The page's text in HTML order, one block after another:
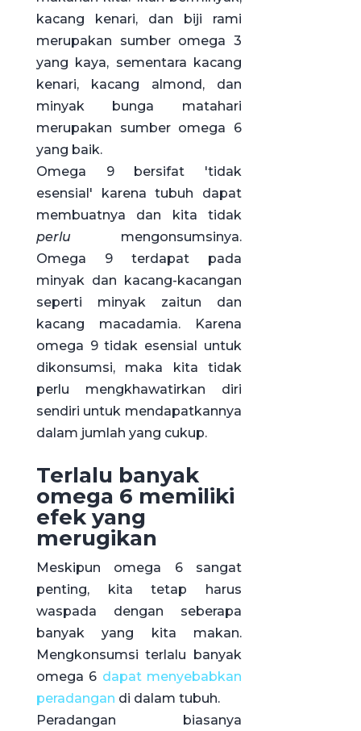
kacang kenari, dan biji rami
merupakan sumber omega 3
yang kaya, sementara kacang
kenari, kacang almond, dan
minyak bunga matahari
merupakan sumber omega 6
yang baik.
Omega 9 bersifat 'tidak
esensial' karena tubuh dapat
membuatnya dan kita tidak
perlu mengonsumsinya.
Omega 9 terdapat pada
minyak dan kacang-kacangan
seperti minyak zaitun dan
kacang macadamia. Karena
omega 9 tidak esensial untuk
dikonsumsi, maka kita tidak
perlu mengkhawatirkan diri
sendiri untuk mendapatkannya
dalam jumlah yang cukup.
Terlalu banyak
omega 6 memiliki
efek yang
merugikan
Meskipun omega 6 sangat
penting, kita tetap harus
waspada dengan seberapa
banyak yang kita makan.
Mengkonsumsi terlalu banyak
omega 6 dapat menyebabkan
peradangan di dalam tubuh.
Peradangan biasanya